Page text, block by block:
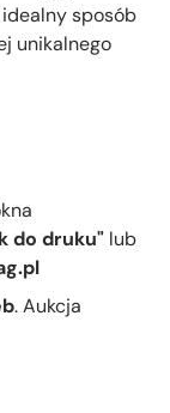
sposób
unikalnego
do druku" lub
. Aukcja